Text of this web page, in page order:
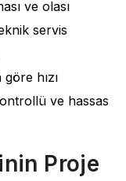
ve olası
servis
hızı
ve hassas
Proje